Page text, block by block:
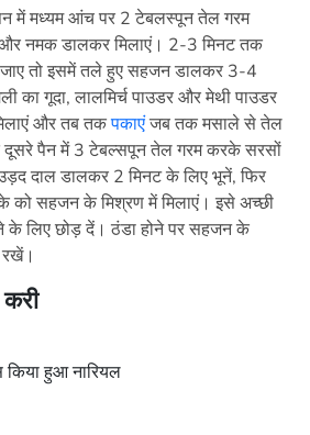
में मध्यम आंच पर 2 टेबलस्पून तेल गरम
नमक डालकर मिलाएं। 2-3 मिनट तक
तो इसमें तले हुए सहजन डालकर 3-4
का गूदा, लालमिर्च पाउडर और मेथी पाउडर
और तब तकपकाएंजब तक मसाले से तेल
पैन में 3 टेबल्सपून तेल गरम करके सरसों
दाल डालकर 2 मिनट के लिए भूनें, फिर
को सहजन के मिश्रण में मिलाएं। इसे अच्छी
के लिए छोड़ दें। ठंडा होने पर सहजन के
हुआ नारियल